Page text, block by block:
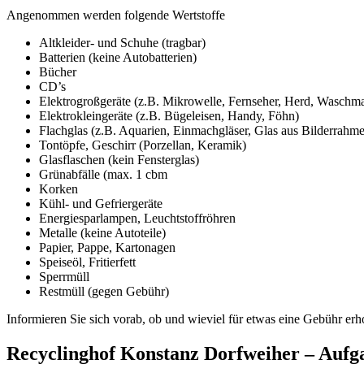
Angenommen werden folgende Wertstoffe
Altkleider- und Schuhe (tragbar)
Batterien (keine Autobatterien)
Bücher
CD’s
Elektrogroßgeräte (z.B. Mikrowelle, Fernseher, Herd,
Elektrokleingeräte (z.B. Bügeleisen, Handy, Föhn)
Flachglas (z.B. Aquarien, Einmachgläser, Glas aus
Tontöpfe, Geschirr (Porzellan, Keramik)
Glasflaschen (kein Fensterglas)
Grünabfälle (max. 1 cbm
Korken
Kühl- und Gefriergeräte
Energiesparlampen, Leuchtstoffröhren
Metalle (keine Autoteile)
Papier, Pappe, Kartonagen
Speiseöl, Fritierfett
Sperrmüll
Restmüll (gegen Gebühr)
Informieren Sie sich vorab, ob und wieviel für etwas eine Gebühr
Recyclinghof Konstanz Dorfweiher –